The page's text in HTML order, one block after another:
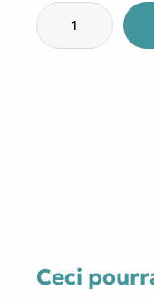
quantité
de
Errance
Ceci